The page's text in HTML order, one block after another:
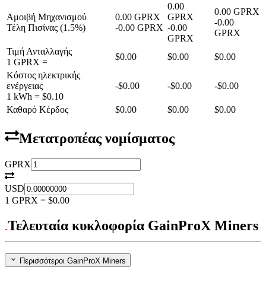
Αμοιβή Μηχανισμού
Τέλη Πισίνας (1.5%)
0.00 GPRX
-0.00 GPRX
0.00
GPRX
-0.00
GPRX
0.00 GPRX
-0.00
GPRX
Τιμή Ανταλλαγής
1 GPRX =
$0.00 $0.00
$0.00
Κόστος ηλεκτρικής
ενέργειας
1 kWh = $0.10
-$0.00 -$0.00 -$0.00
Καθαρό Κέρδος $0.00 $0.00 $0.00
Μετατροπέας νομίσματος
GPRX
USD
1 GPRX = $0.00
Τελευταία κυκλοφορία GainProX Miners
Περισσότεροι GainProX Miners